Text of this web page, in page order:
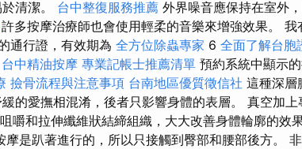
清潔。 台中整復服務推薦 外界噪音應保持在室外
許多按摩治療師也會使用輕柔的音樂來增強效果。 我
通行證，有效期為 全方位除蟲專家 6 全面了解台胞
台中精油按摩 專業記帳士推薦清單 預約系統中顯示
撿骨流程與注意事項 台南地區優質徵信社 這種深層
的愛撫相混淆，後者只影響身體的表層。 真空加上
嚼和拉伸纖維狀結締組織，大大改善身體輪廓的效
是趴著進行的，所以只接觸到臀部和腰部後方。